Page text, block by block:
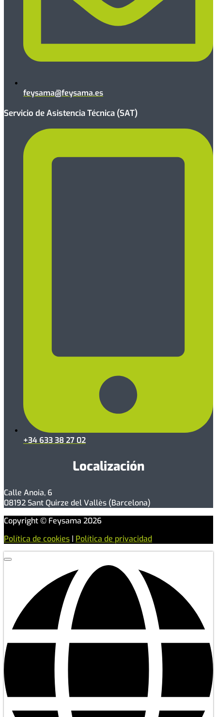
feysama@feysama.es
Servicio de Asistencia Técnica (SAT)
+34 633 38 27 02
Localización
Calle Anoia, 6
08192 Sant Quirze del Vallès (Barcelona)
Copyright © Feysama 2026
Política de cookies | Política de privacidad